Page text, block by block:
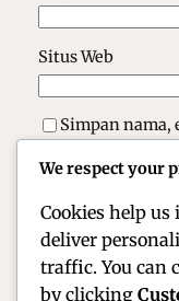
Situs Web
Simpan nama,
We respect your
Cookies help us
deliver
traffic. You can
by clicking